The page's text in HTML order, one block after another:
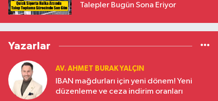
Talepler Bugün Sona Eriyor
Yazarlar
AV. AHMET BURAK YALÇIN
IBAN mağdurları için yeni dönem! Yeni
düzenleme ve ceza indirim oranları